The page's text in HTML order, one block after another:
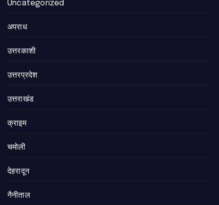
Uncategorized
अपराध
उत्तरकाशी
उत्तरप्रदेश
उत्तराखंड
क्राइम
चमोली
देहरादून
नैनीताल